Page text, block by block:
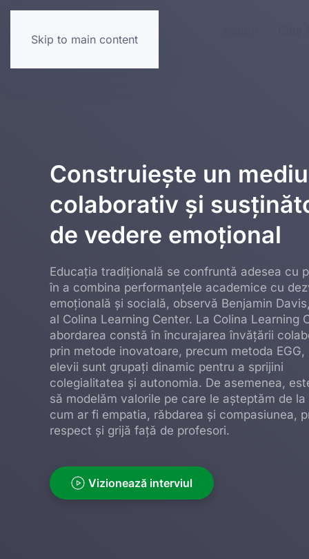
Skip to main content
Construiește un
colaborativ și
de vedere emoțional
Educația tradițională se confruntă adesea cu
în a combina performanțele academice cu
emoțională și socială, observă Benjamin
al Colina Learning Center. La Colina Learning
abordarea constă în încurajarea învățării
prin metode inovatoare, precum metoda EGG,
elevii sunt grupați dinamic pentru a sprijini
colegialitatea și autonomia. De asemenea,
să modelăm valorile pe care le așteptăm de la
cum ar fi empatia, răbdarea și compasiunea,
respect și grijă față de profesori.
Vizionează interviul